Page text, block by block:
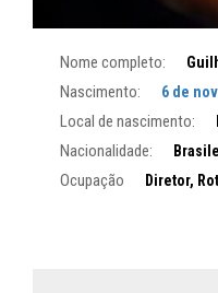
Nome completo:
Nascimento: 6 de
Local de nascimento:
Nacionalidade:
Ocupação Diretor,